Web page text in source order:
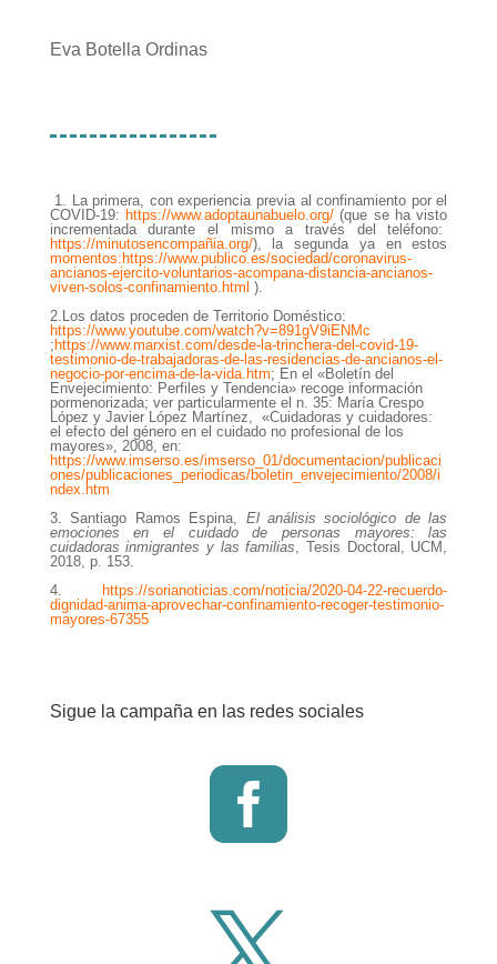
Eva Botella Ordinas
1. La primera, con experiencia previa al confinamiento por el
COVID-19:https://www.adoptaunabuelo.org/ (que se ha visto
incrementada durante el mismo a través del teléfono:
https://minutosencompañia.org/), la segunda ya en estos
momentos:https://www.publico.es/sociedad/coronavirus-
ancianos-ejercito-voluntarios-acompana-distancia-ancianos-
viven-solos-confinamiento.html ).
2. Los datos proceden de Territorio Doméstico:
https://www.youtube.com/watch?v=891gV9iENMc
;https://www.marxist.com/desde-la-trinchera-del-covid-19-
testimonio-de-trabajadoras-de-las-residencias-de-ancianos-el-
negocio-por-encima-de-la-vida.htm; En el «Boletín del
Envejecimiento: Perfiles y Tendencia» recoge información
pormenorizada; ver particularmente el n. 35: María Crespo
López y Javier López Martínez, «Cuidadoras y cuidadores:
el efecto del género en el cuidado no profesional de los
mayores», 2008, en:
https://www.imserso.es/imserso_01/documentacion/publicaci
ones/publicaciones_periodicas/boletin_envejecimiento/2008/i
ndex.htm
3. Santiago Ramos Espina, El análisis sociológico de las
emociones en el cuidado de personas mayores: las
cuidadoras inmigrantes y las familias , Tesis Doctoral, UCM,
2018, p. 153.
4.https://sorianoticias.com/noticia/2020-04-22-recuerdo-
dignidad-anima-aprovechar-confinamiento-recoger-testimonio-
mayores-67355
Sigue la campaña en las redes sociales

